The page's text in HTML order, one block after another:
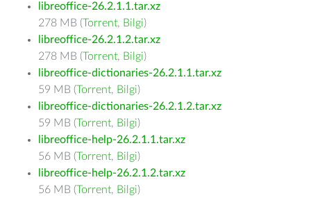
libreoffice-26.2.1.1.tar.xz
278 MB (Torrent, Bilgi)
libreoffice-26.2.1.2.tar.xz
278 MB (Torrent, Bilgi)
libreoffice-dictionaries-26.2.1.1.tar.xz
59 MB (Torrent, Bilgi)
libreoffice-dictionaries-26.2.1.2.tar.xz
59 MB (Torrent, Bilgi)
libreoffice-help-26.2.1.1.tar.xz
56 MB (Torrent, Bilgi)
libreoffice-help-26.2.1.2.tar.xz
56 MB (Torrent, Bilgi)